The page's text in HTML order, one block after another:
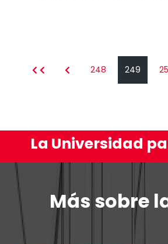
248 249
La Universidad
Más sobre